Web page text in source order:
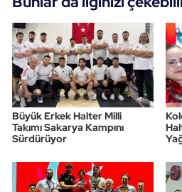
Büyük Erkek Halter Milli
Takımı Sakarya Kampını
Sürdürüyor